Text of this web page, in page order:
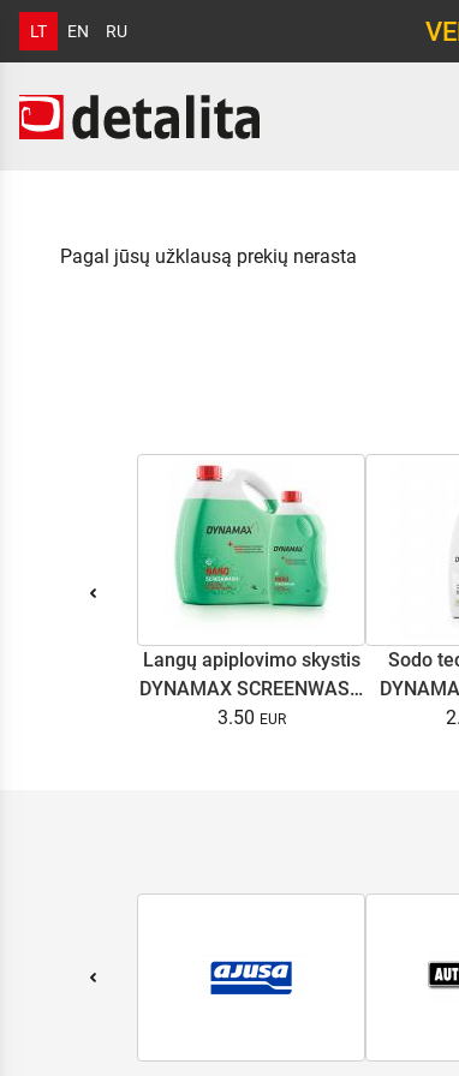
LT EN RU
Pagal jūsų užklausą prekių nerasta
Langų apiplovimo skystis
DYNAMAX SCREENWASH
NANO 4l
3.50
Sodo